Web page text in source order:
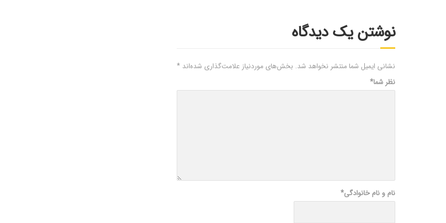
نوشتن یک دیدگاه
نشانی ایمیل شما منتشر نخواهد شد. بخش‌های موردنیاز علامت‌گذاری شده‌اند *
نظر شما*
نام و نام خانوادگی*